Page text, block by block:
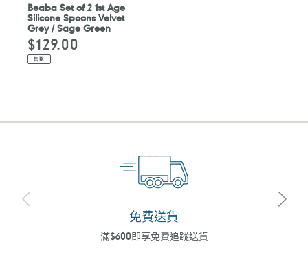
Beaba Set of 2 1st Age
Silicone Spoons Velvet
Grey / Sage Green
定
價
$129.00
售罄
免費送貨
滿$600即享免費追蹤送貨